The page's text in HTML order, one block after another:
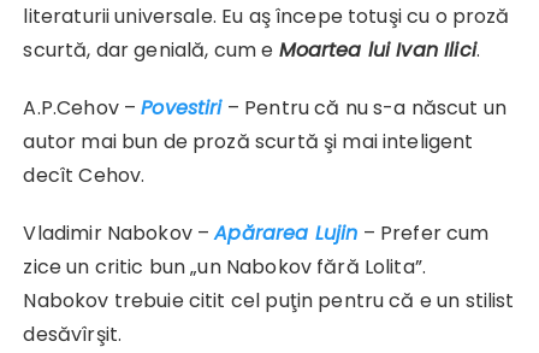
literaturii universale. Eu aş începe totuşi cu o proză
scurtă, dar genială, cum e Moartea lui Ivan Ilici.
A.P.Cehov –Povestiri– Pentru că nu s-a născut un
autor mai bun de proză scurtă şi mai inteligent
decît Cehov.
Vladimir Nabokov –Apărarea Lujin – Prefer cum
zice un critic bun „un Nabokov fără Lolita”.
Nabokov trebuie citit cel puţin pentru că e un stilist
desăvîrşit.